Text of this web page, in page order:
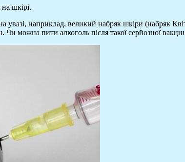
шкірі.
увазі, наприклад, великий набряк шкіри (набряк
Чи можна пити алкоголь після такої серйозної